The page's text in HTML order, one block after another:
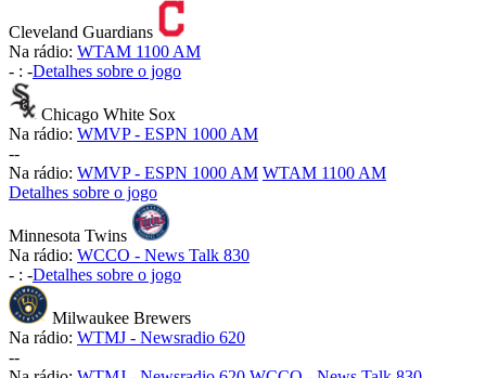
Cleveland Guardians
Na rádio: WTAM 1100 AM
- : -Detalhes sobre o jogo
Chicago White Sox
Na rádio: WMVP - ESPN 1000 AM
--
Na rádio: WMVP - ESPN 1000 AM WTAM 1100 AM
Detalhes sobre o jogo
Minnesota Twins
Na rádio: WCCO - News Talk 830
- : -Detalhes sobre o jogo
Milwaukee Brewers
Na rádio: WTMJ - Newsradio 620
--